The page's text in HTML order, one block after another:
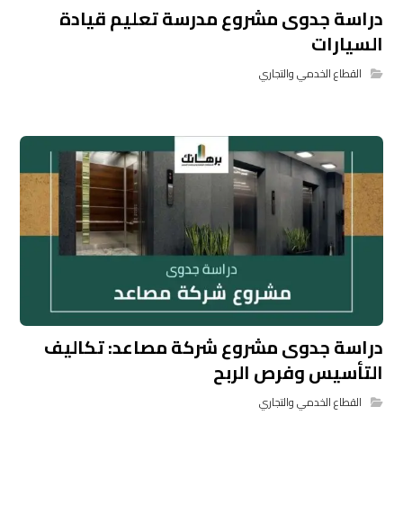
دراسة جدوى مشروع مدرسة تعليم قيادة
السيارات
القطاع الخدمي والتجاري
دراسة جدوى مشروع شركة مصاعد: تكاليف
التأسيس وفرص الربح
القطاع الخدمي والتجاري